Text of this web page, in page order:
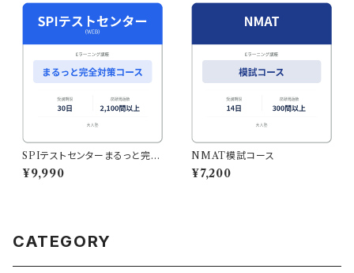
SPIテストセンターまるっと完全
対策コース｜2144問収録・スマ
ホで本番形式の演習も
¥9,990
NMAT模試コース
¥7,200
CATEGORY